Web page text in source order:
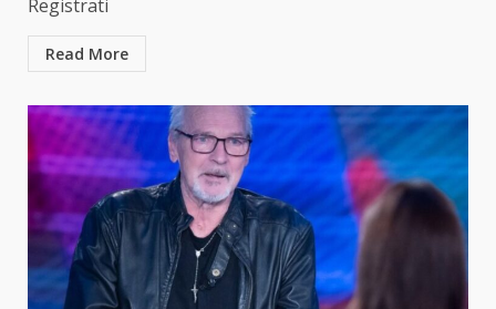
Registrati
Read More